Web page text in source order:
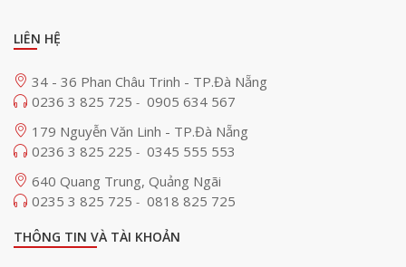
thước màn hình
LIÊN HỆ
34 - 36 Phan Châu Trinh - TP.Đà Nẵng
0236 3 825 725 - 0905 634 567
179 Nguyễn Văn Linh - TP.Đà Nẵng
0236 3 825 225 - 0345 555 553
640 Quang Trung, Quảng Ngãi
0235 3 825 725 - 0818 825 725
THÔNG TIN VÀ TÀI KHOẢN